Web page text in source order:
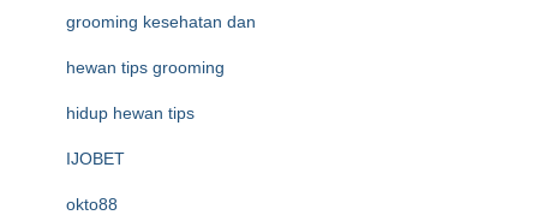
grooming kesehatan dan
hewan tips grooming
hidup hewan tips
IJOBET
okto88